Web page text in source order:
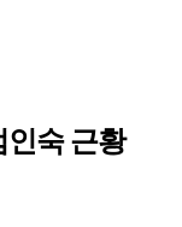
숙 근황